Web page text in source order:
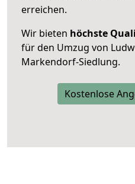
erreichen.
Wir bieten höchste
für den Umzug von
Markendorf-Siedlung.
Kostenlose